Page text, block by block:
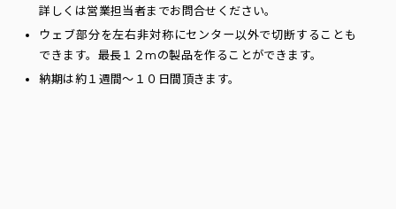
詳しくは営業担当者までお問合せください。
ウェブ部分を左右非対称にセンター以外で切断することも
できます。最長１２mの製品を作ることができます。
納期は約１週間〜１０日間頂きます。